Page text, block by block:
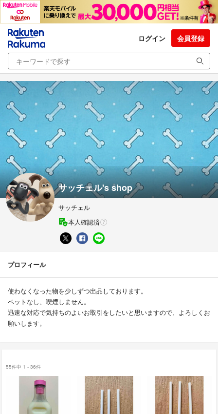
ログイン 会員登録
サッチェル's shop
サッチェル
本人確認済
プロフィール
使わなくなった物を少しずつ出品しております。
ペットなし、喫煙しません。
迅速な対応で気持ちのよいお取引をしたいと思いますので、よろしくお
願いします。
55件中 1 - 36件